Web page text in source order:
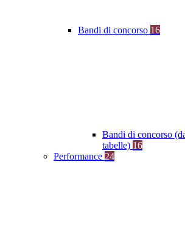
Bandi di concorso 16
Bandi di concorso
tabelle) 16
Performance 24